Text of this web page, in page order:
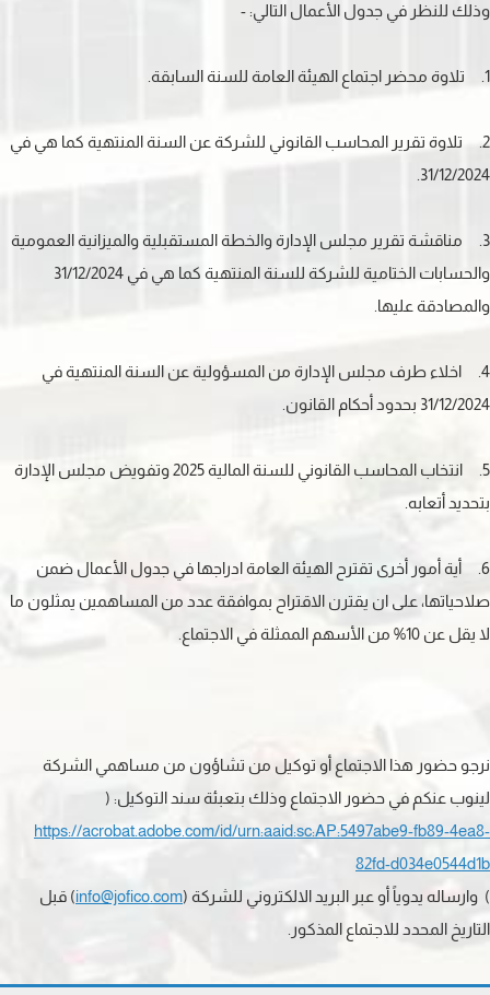
وذلك للنظر في جدول الأعمال التالي: -
1. تلاوة محضر اجتماع الهيئة العامة للسنة السابقة.
2. تلاوة تقرير المحاسب القانوني للشركة عن السنة المنتهية كما هي في
31/12/2024.
3. مناقشة تقرير مجلس الإدارة والخطة المستقبلية والميزانية العمومية
والحسابات الختامية للشركة للسنة المنتهية كما هي في 31/12/2024
والمصادقة عليها.
4. اخلاء طرف مجلس الإدارة من المسؤولية عن السنة المنتهية في
31/12/2024 بحدود أحكام القانون.
5. انتخاب المحاسب القانوني للسنة المالية 2025 وتفويض مجلس الإدارة
بتحديد أتعابه.
6. أية أمور أخرى تقترح الهيئة العامة ادراجها في جدول الأعمال ضمن
صلاحياتها، على ان يقترن الاقتراح بموافقة عدد من المساهمين يمثلون ما
لا يقل عن 10% من الأسهم الممثلة في الاجتماع.
نرجو حضور هذا الاجتماع أو توكيل من تشاؤون من مساهمي الشركة
لينوب عنكم في حضور الاجتماع وذلك بتعبئة سند التوكيل: (
https://acrobat.adobe.com/id/urn:aaid:sc:AP:5497abe9-fb89-4ea8-
82fd-d034e0544d1b
) وارساله يدوياً أو عبر البريد الالكتروني للشركة (info@jofico.com) قبل
التاريخ المحدد للاجتماع المذكور.